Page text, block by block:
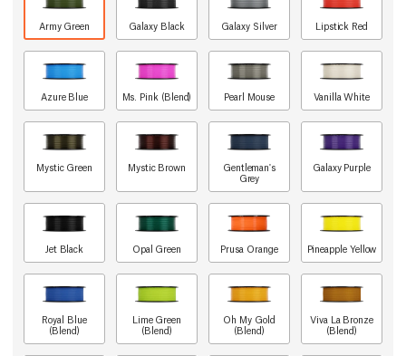
Army Green Galaxy Black Galaxy Silver Lipstick Red
Azure Blue Ms. Pink (Blend) Pearl Mouse Vanilla White
Mystic Green Mystic Brown
Gentleman's
Grey
Galaxy Purple
Jet Black Opal Green Prusa Orange Pineapple Yellow
Royal Blue
(Blend)
Lime Green
(Blend)
Oh My Gold
(Blend)
Viva La Bronze
(Blend)